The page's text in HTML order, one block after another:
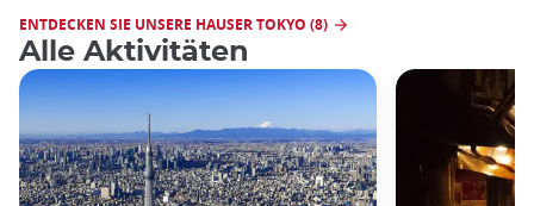
ENTDECKEN SIE UNSERE HAUSER TOKYO (8)
Alle Aktivitäten